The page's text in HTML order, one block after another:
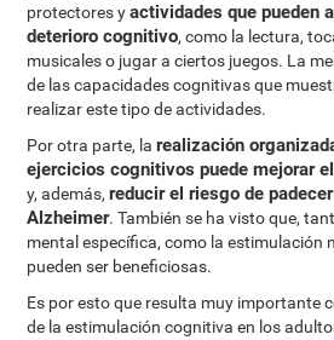
protectores yactividades que pueden
deterioro cognitivo, como la lectura,
musicales o jugar a ciertos juegos. La
de las capacidades cognitivas que
realizar este tipo de actividades.
Por otra parte, larealización
ejercicios cognitivos puede mejorar
y, además,reducir el riesgo de
Alzheimer. También se ha visto que,
mental específica, como la estimulación
pueden ser beneficiosas.
Es por esto que resulta muy importante
de la estimulación cognitiva en los